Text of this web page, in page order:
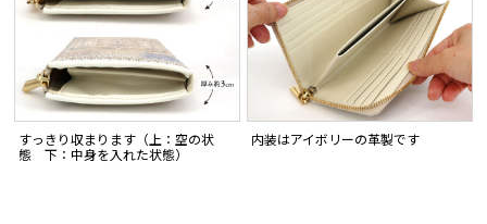
すっきり収まります（上：空の状
態 下：中身を入れた状態）
内装はアイボリーの革製です